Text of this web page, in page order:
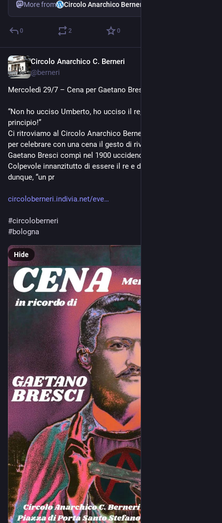
More from Circolo Anarchico Berneri
0 2 0
Circolo Anarchico C. Berneri
@berneri
Mercoledì 29/7 – Cena per Gaetano Bresci
“Non ho ucciso Umberto, ho ucciso il re, ho ucciso un
principio!”
Ci ritroviamo al Circolo Anarchico Berneri mercoledì 29 Luglio
per celebrare con una cena il gesto di rivolta e liberazione che
Gaetano Bresci compì nel 1900 uccidendo il Re Umberto I.
Colpevole innanzitutto di essere il re e di rappresentare,
dunque, “un pr
circoloberneri.indivia.net/eve
#circoloberneri
#bologna
Hide